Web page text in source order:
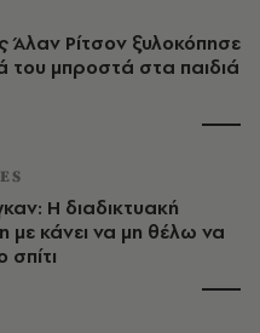
Άλαν Ρίτσον ξυλοκόπησε
του μπροστά στα παιδιά
Η διαδικτυακή
με κάνει να μη θέλω να